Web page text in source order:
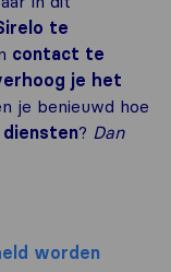
te
contact te
je het
je benieuwd hoe
diensten? Dan
worden